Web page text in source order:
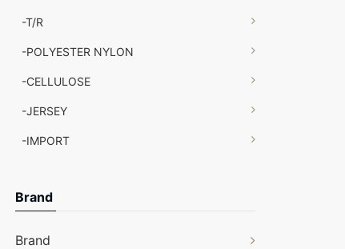
-T/R
-POLYESTER NYLON
-CELLULOSE
-JERSEY
-IMPORT
Brand
Brand